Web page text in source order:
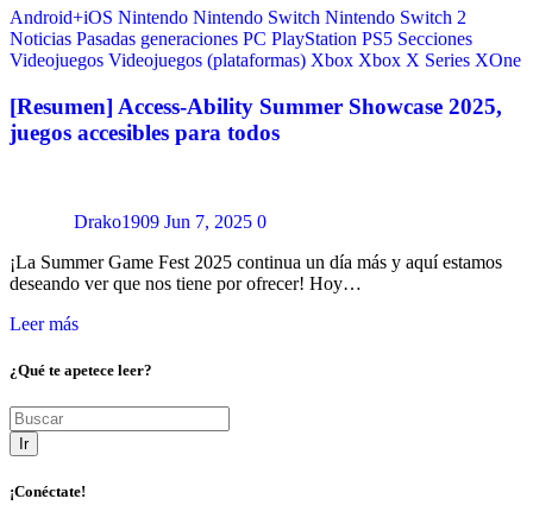
Android+iOS Nintendo Nintendo Switch Nintendo Switch 2
Noticias Pasadas generaciones PC PlayStation PS5 Secciones
Videojuegos Videojuegos (plataformas) Xbox Xbox X Series XOne
[Resumen] Access-Ability Summer Showcase 2025,
juegos accesibles para todos
Drako1909 Jun 7, 2025 0
¡La Summer Game Fest 2025 continua un día más y aquí estamos
deseando ver que nos tiene por ofrecer! Hoy…
Leer más
¿Qué te apetece leer?
Ir
¡Conéctate!